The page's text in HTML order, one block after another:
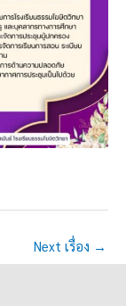
Next เรื่อง →